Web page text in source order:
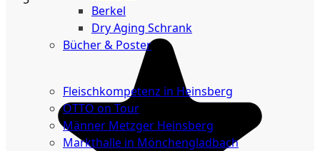
Berkel
Dry Aging Schrank
Bücher & Poster
Fleischkompetenz in Heinsberg
OTTO on Tour
Männer Metzger Heinsberg
Markthalle in Mönchengladbach